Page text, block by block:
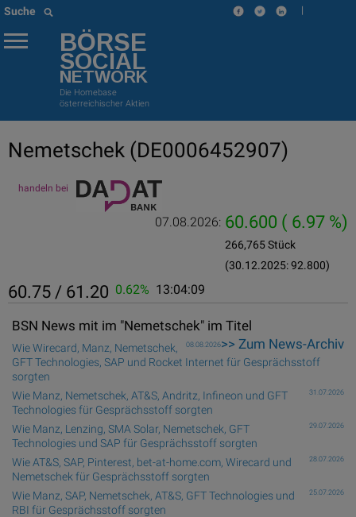
Suche |
BÖRSE
SOCIAL
NETWORK
Die Homebase
österreichischer Aktien
Nemetschek (DE0006452907)
handeln bei
07.08.2026: 60.600 ( 6.97 %)
266,765 Stück
(30.12.2025: 92.800)
60.75 / 61.20 0.62% 13:04:09
BSN News mit im "Nemetschek" im Titel
>> Zum News-Archiv
08.08.2026
Wie Wirecard, Manz, Nemetschek,
GFT Technologies, SAP und Rocket Internet für Gesprächsstoff
sorgten
31.07.2026
Wie Manz, Nemetschek, AT&S, Andritz, Infineon und GFT
Technologies für Gesprächsstoff sorgten
29.07.2026
Wie Manz, Lenzing, SMA Solar, Nemetschek, GFT
Technologies und SAP für Gesprächsstoff sorgten
28.07.2026
Wie AT&S, SAP, Pinterest, bet-at-home.com, Wirecard und
Nemetschek für Gesprächsstoff sorgten
25.07.2026
Wie Manz, SAP, Nemetschek, AT&S, GFT Technologies und
RBI für Gesprächsstoff sorgten